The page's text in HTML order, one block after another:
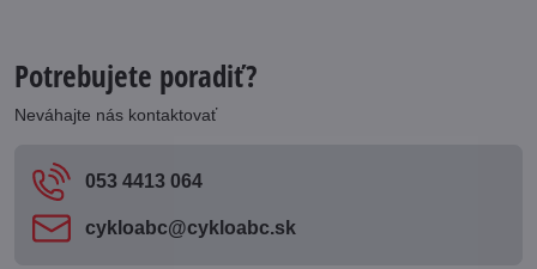
Potrebujete poradiť?
Neváhajte nás kontaktovať
053 4413 064
cykloabc​@cykloabc​.sk